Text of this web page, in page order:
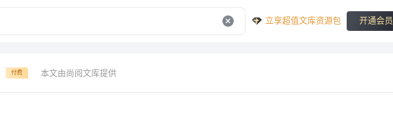
立享超值文库资源包 开通会员
付费 本文由尚阅文库提供